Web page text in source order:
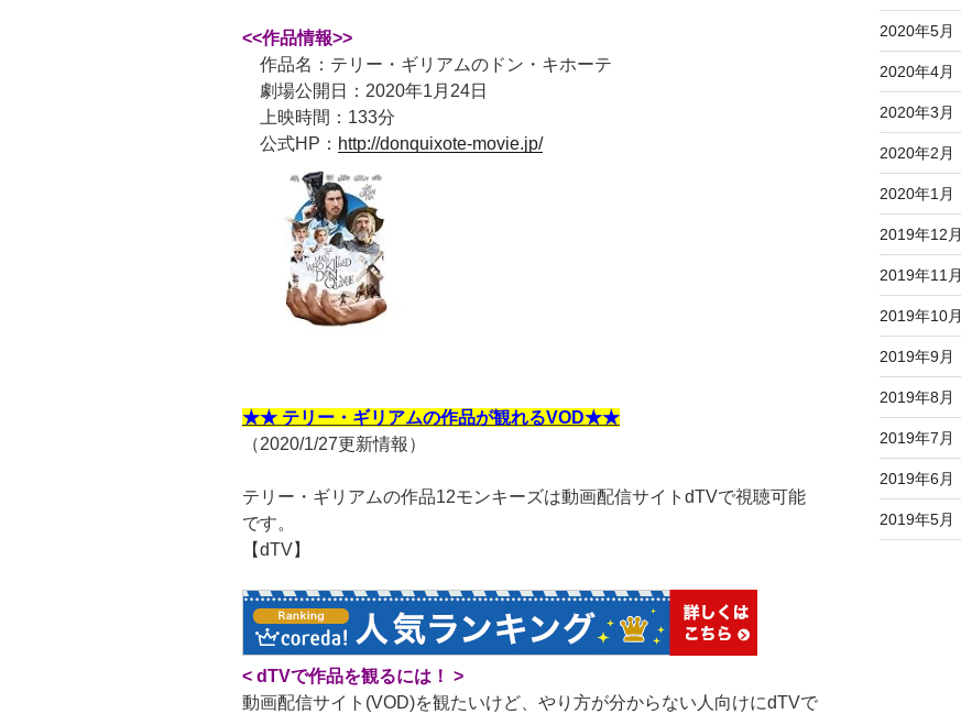
<<作品情報>>
作品名：テリー・ギリアムのドン・キホーテ
劇場公開日：2020年1月24日
上映時間：133分
公式HP： http://donquixote-movie.jp/
★★ テリー・ギリアムの作品が観れるVOD★★
（2020/1/27更新情報）
テリー・ギリアムの作品12モンキーズは動画配信サイトdTVで視聴可能
です。
【dTV】
< dTVで作品を観るには！ >
動画配信サイト(VOD)を観たいけど、やり方が分からない人向けにdTVで
2020年5月
2020年4月
2020年3月
2020年2月
2020年1月
2019年12月
2019年11月
2019年10月
2019年9月
2019年8月
2019年7月
2019年6月
2019年5月